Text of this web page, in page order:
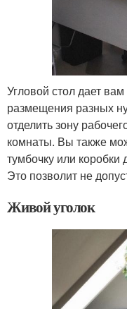
Угловой стол дает
размещения разных
отделить зону
комнаты. Вы также
тумбочку или коробки
Это позволит не
Живой уголок